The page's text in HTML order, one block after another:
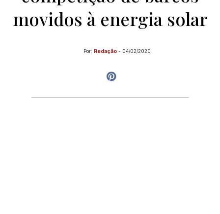
movidos à energia solar
Por: Redação - 04/02/2020